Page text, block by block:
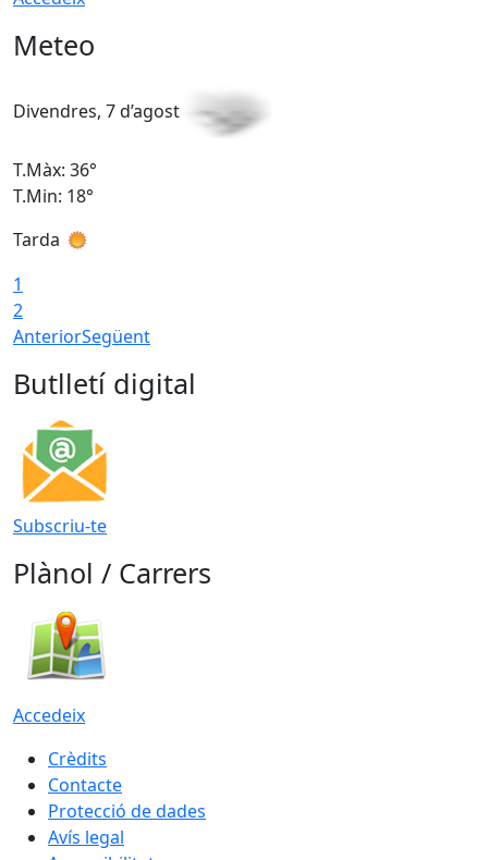
Meteo
Divendres, 7 d’agost
T.Màx: 36°
T.Min: 18°
Tarda
1
2
AnteriorSegüent
Butlletí digital
Subscriu-te
Plànol / Carrers
Accedeix
Crèdits
Contacte
Protecció de dades
Avís legal